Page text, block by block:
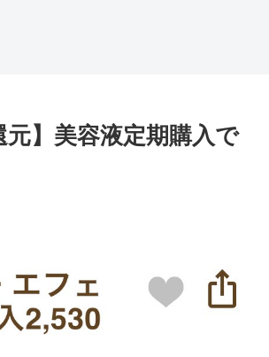
】美容液定期購入で